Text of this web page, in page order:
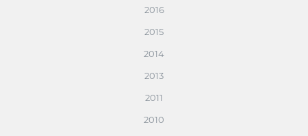
2016
2015
2014
2013
2011
2010